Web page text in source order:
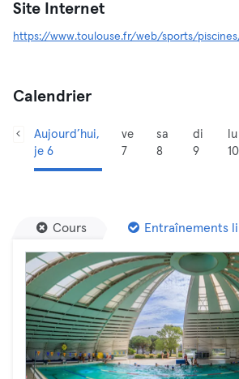
Site Internet
https://www.toulouse.fr/web/sports/
Calendrier
Aujourd’hui,
je 6
ve
7
sa
8
di
9
lu
10
Cours Entraînements